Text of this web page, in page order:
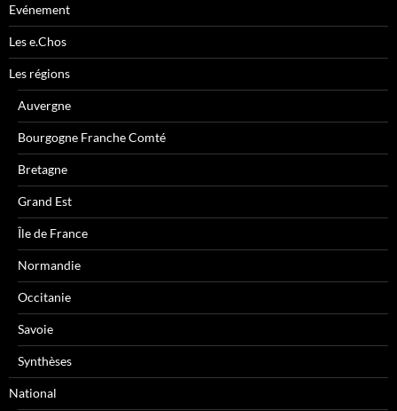
Evénement
Les e.Chos
Les régions
Auvergne
Bourgogne Franche Comté
Bretagne
Grand Est
Île de France
Normandie
Occitanie
Savoie
Synthèses
National